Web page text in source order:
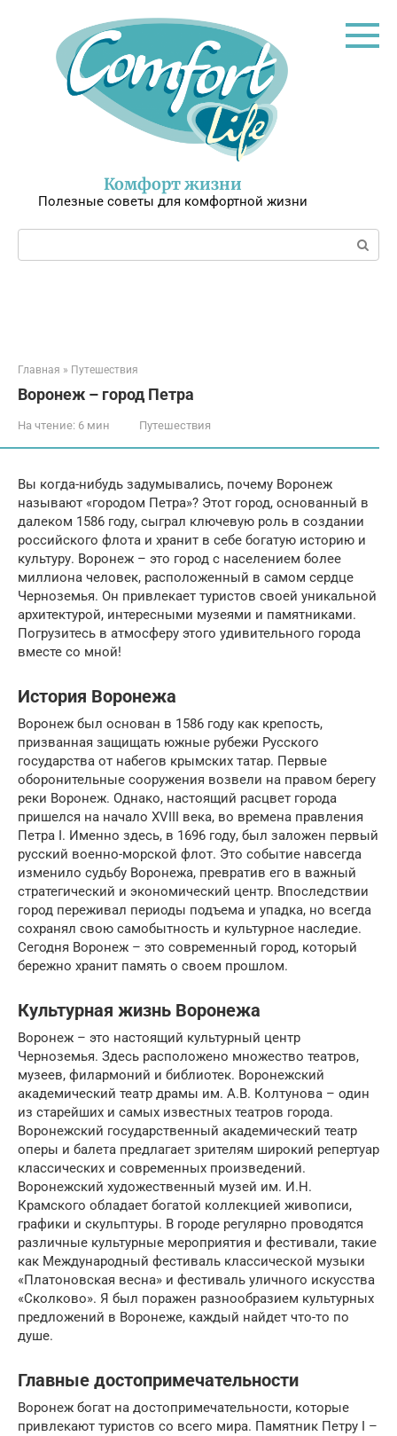
Комфорт жизни
Полезные советы для комфортной жизни
Поиск:
Главная » Путешествия
Воронеж – город Петра
На чтение: 6 мин Путешествия
Вы когда-нибудь задумывались, почему Воронеж
называют «городом Петра»? Этот город, основанный в
далеком 1586 году, сыграл ключевую роль в создании
российского флота и хранит в себе богатую историю и
культуру. Воронеж – это город с населением более
миллиона человек, расположенный в самом сердце
Черноземья. Он привлекает туристов своей уникальной
архитектурой, интересными музеями и памятниками.
Погрузитесь в атмосферу этого удивительного города
вместе со мной!
История Воронежа
Воронеж был основан в 1586 году как крепость,
призванная защищать южные рубежи Русского
государства от набегов крымских татар. Первые
оборонительные сооружения возвели на правом берегу
реки Воронеж. Однако, настоящий расцвет города
пришелся на начало XVIII века, во времена правления
Петра I. Именно здесь, в 1696 году, был заложен первый
русский военно-морской флот. Это событие навсегда
изменило судьбу Воронежа, превратив его в важный
стратегический и экономический центр. Впоследствии
город переживал периоды подъема и упадка, но всегда
сохранял свою самобытность и культурное наследие.
Сегодня Воронеж – это современный город, который
бережно хранит память о своем прошлом.
Культурная жизнь Воронежа
Воронеж – это настоящий культурный центр
Черноземья. Здесь расположено множество театров,
музеев, филармоний и библиотек. Воронежский
академический театр драмы им. А.В. Колтунова – один
из старейших и самых известных театров города.
Воронежский государственный академический театр
оперы и балета предлагает зрителям широкий репертуар
классических и современных произведений.
Воронежский художественный музей им. И.Н.
Крамского обладает богатой коллекцией живописи,
графики и скульптуры. В городе регулярно проводятся
различные культурные мероприятия и фестивали, такие
как Международный фестиваль классической музыки
«Платоновская весна» и фестиваль уличного искусства
«Сколково». Я был поражен разнообразием культурных
предложений в Воронеже, каждый найдет что-то по
душе.
Главные достопримечательности
Воронеж богат на достопримечательности, которые
привлекают туристов со всего мира. Памятник Петру I –